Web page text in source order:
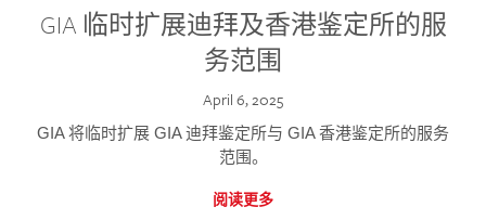
GIA 临时扩展迪拜及香港鉴定所的服
务范围
April 6, 2025
GIA 将临时扩展 GIA 迪拜鉴定所与 GIA 香港鉴定所的服务
范围。
阅读更多